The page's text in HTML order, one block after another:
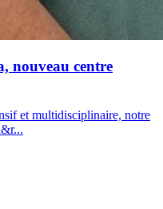
nouveau centre
et multidisciplinaire, notre